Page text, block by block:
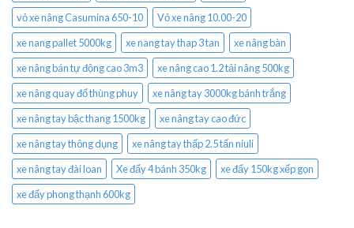
vỏ xe nâng Casumina 650-10
Vỏ xe nâng 10.00-20
xe nang pallet 5000kg
xe nang tay thap 3 tan
xe nâng bàn
xe nâng bán tự động cao 3m3
xe nâng cao 1.2 tải nâng 500kg
xe nâng quay đổ thùng phuy
xe nâng tay 3000kg bánh trắng
xe nâng tay bậc thang 1500kg
xe nâng tay cao đức
xe nâng tay thông dụng
xe nâng tay thấp 2.5 tấn niuli
xe nâng tay đài loan
Xe đẩy 4 bánh 350kg
xe đẩy 150kg xếp gọn
xe đẩy phong thạnh 600kg